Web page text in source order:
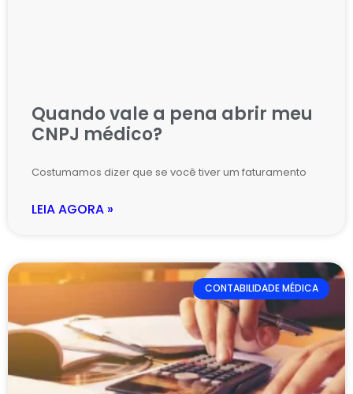
Quando vale a pena abrir meu
CNPJ médico?
Costumamos dizer que se você tiver um faturamento
LEIA AGORA »
CONTABILIDADE MÉDICA